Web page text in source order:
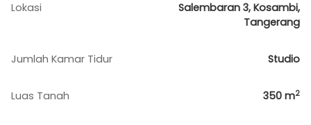
Lokasi
Salembaran 3, Kosambi,
Tangerang
Jumlah Kamar Tidur Studio
Luas Tanah 350 m2